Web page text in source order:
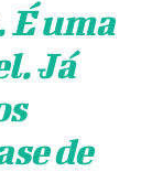
uma
Já
de